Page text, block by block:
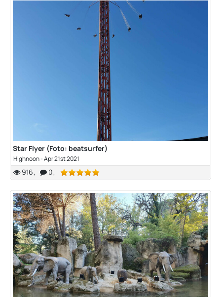
Star Flyer (Foto: beatsurfer)
Highnoon-Apr 21st 2021
916 0